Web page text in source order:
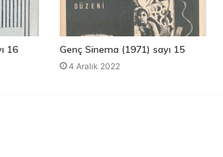
16 Genç Sinema (1971) sayı 15
4 Aralık 2022